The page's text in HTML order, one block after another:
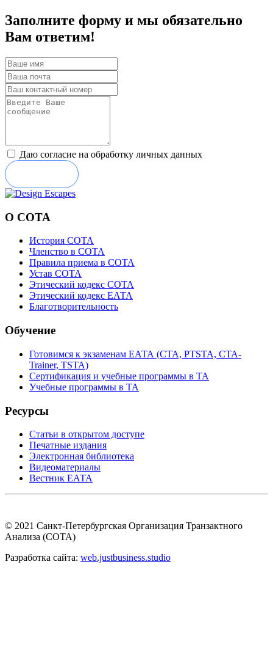
Заполните форму и мы обязательно
Вам ответим!
Даю согласие на обработку личных данных
О СОТА
История СОТА
Членство в СОТА
Правила приема в СОТА
Устав СОТА
Этический кодекс СОТА
Этический кодекс ЕАТА
Благотворительность
Обучение
Готовимся к экзаменам ЕАТА (СТА, PTSTA, СТА-
Trainer, TSTA)
Сертификация и учебные программы в ТА
Учебные программы в ТА
Ресурсы
Статьи в открытом доступе
Печатные издания
Электронная библиотека
Видеоматериалы
Вестник ЕАТА
© 2021 Санкт-Петербургская Организация Транзактного
Анализа (СОТА)
Разработка сайта: web.justbusiness.studio